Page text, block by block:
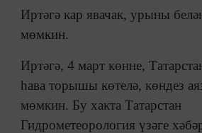
Иртәгә кар явачак, урыны
мөмкин.
Иртәгә, 4 март көнне,
һава торышы көтелә, көндез
мөмкин. Бу хакта Татарстан
Гидрометеорология үзәге